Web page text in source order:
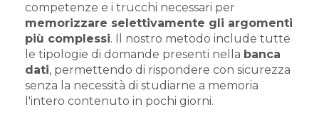
competenze e i trucchi necessari per
memorizzare selettivamente gli argomenti
più complessi. Il nostro metodo include tutte
le tipologie di domande presenti nella banca
dati, permettendo di rispondere con sicurezza
senza la necessità di studiarne a memoria
l'intero contenuto in pochi giorni.